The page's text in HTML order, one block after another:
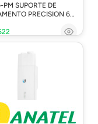
PM SUPORTE DE
PRECISION 60